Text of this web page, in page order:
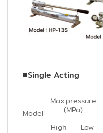
■Single Acting
Model
Max.pressure
(MPa)
High
Low